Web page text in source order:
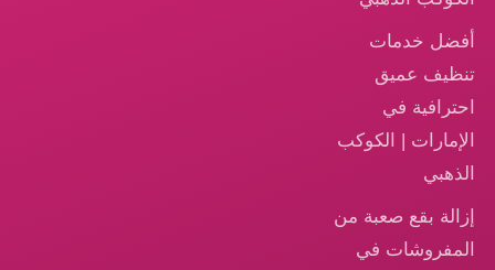
أفضل خدمات
تنظيف عميق
احترافية في
الإمارات | الكوكب
الذهبي
إزالة بقع صعبة من
المفروشات في